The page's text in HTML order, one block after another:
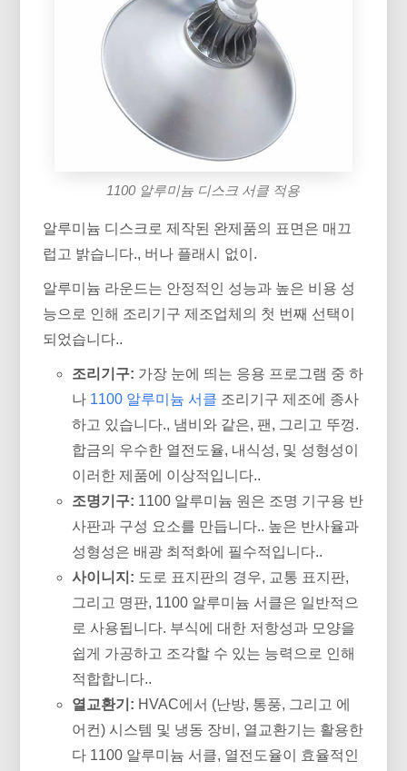
1100 알루미늄 디스크 서클 적용
알루미늄 디스크로 제작된 완제품의 표면은 매끄
럽고 밝습니다., 버나 플래시 없이.
알루미늄 라운드는 안정적인 성능과 높은 비용 성
능으로 인해 조리기구 제조업체의 첫 번째 선택이
되었습니다..
조리기구: 가장 눈에 띄는 응용 프로그램 중 하
나 1100 알루미늄 서클 조리기구 제조에 종사
하고 있습니다., 냄비와 같은, 팬, 그리고 뚜껑.
합금의 우수한 열전도율, 내식성, 및 성형성이
이러한 제품에 이상적입니다..
조명기구: 1100 알루미늄 원은 조명 기구용 반
사판과 구성 요소를 만듭니다.. 높은 반사율과
성형성은 배광 최적화에 필수적입니다..
사이니지: 도로 표지판의 경우, 교통 표지판,
그리고 명판, 1100 알루미늄 서클은 일반적으
로 사용됩니다. 부식에 대한 저항성과 모양을
쉽게 가공하고 조각할 수 있는 능력으로 인해
적합합니다..
열교환기: HVAC에서 (난방, 통풍, 그리고 에
어컨) 시스템 및 냉동 장비, 열교환기는 활용한
다 1100 알루미늄 서클, 열전도율이 효율적인